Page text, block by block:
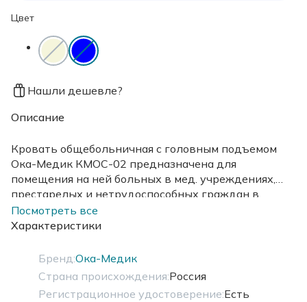
Цвет
Нашли дешевле?
Описание
Кровать общебольничная с головным подъемом
Ока-Медик КМОС-02 предназначена для
помещения на ней больных в мед. учреждениях,
престарелых и нетрудоспособных граждан в
домах-интернатах. Подматрацная рама имеет
регулируемую головную панель.
Посмотреть все
Характеристики
Бренд:Ока-Медик
Страна происхождения:Россия
Регистрационное удостоверение:Есть